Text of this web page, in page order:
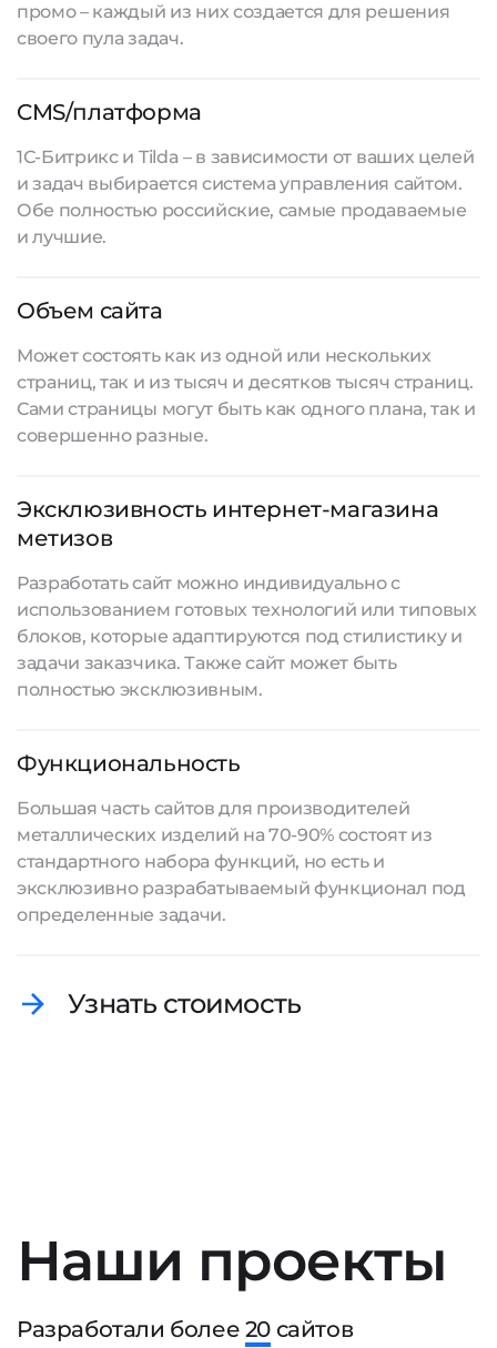
промо – каждый из них создается для решения
своего пула задач.
CMS/платформа
1С-Битрикс и Tilda – в зависимости от ваших целей
и задач выбирается система управления сайтом.
Обе полностью российские, самые продаваемые
и лучшие.
Объем сайта
Может состоять как из одной или нескольких
страниц, так и из тысяч и десятков тысяч страниц.
Сами страницы могут быть как одного плана, так и
совершенно разные.
Эксклюзивность интернет-магазина
метизов
Разработать сайтможно индивидуально с
использованием готовых технологий или типовых
блоков, которые адаптируются под стилистику и
задачи заказчика. Также сайт может быть
полностью эксклюзивным.
Функциональность
Большая часть сайтов для производителей
металлических изделий на 70-90% состоят из
стандартного набора функций, но есть и
эксклюзивно разрабатываемый функционал под
определенные задачи.
Узнать стоимость
Наши проекты
Разработали более 20 сайтов